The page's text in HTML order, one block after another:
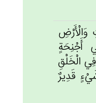
وَالْأَرْض‌ِ
أَجْنِحَة‌ٍ
الْخَلْق‌ِ
قَدِيرٌ